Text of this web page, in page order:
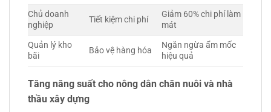
Chủ doanh
nghiệp
Tiết kiệm chi phí
Giảm 60% chi phí làm
mát
Quản lý kho
bãi
Bảo vệ hàng hóa
Ngăn ngừa ẩm mốc
hiệu quả
Tăng năng suất cho nông dân chăn nuôi và nhà
thầu xây dựng